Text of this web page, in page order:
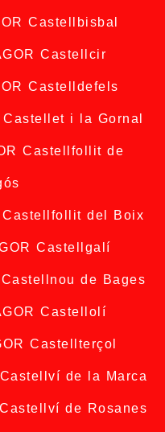
Castellbisbal
Castellcir
Castelldefels
i la Gornal
Castellfollit de
Castellfollit del Boix
Castellgalí
de Bages
Castellolí
Castellterçol
de la Marca
de Rosanes